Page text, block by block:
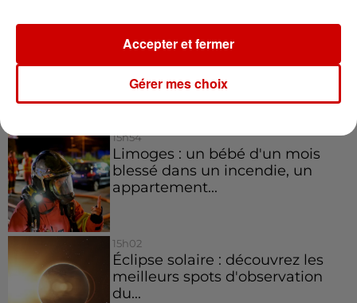
Pape Léon XIV en France : quel
est son programme ?
15h54
Limoges : un bébé d'un mois
blessé dans un incendie, un
appartement...
15h02
Éclipse solaire : découvrez les
meilleurs spots d'observation
du...
Gérer mes choix
Accepter et fermer